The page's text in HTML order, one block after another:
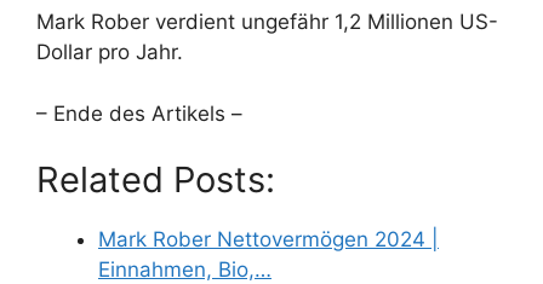
Mark Rober verdient ungefähr 1,2 Millionen US-
Dollar pro Jahr.
– Ende des Artikels –
Related Posts:
Mark Rober Nettovermögen 2024 |
Einnahmen, Bio,…